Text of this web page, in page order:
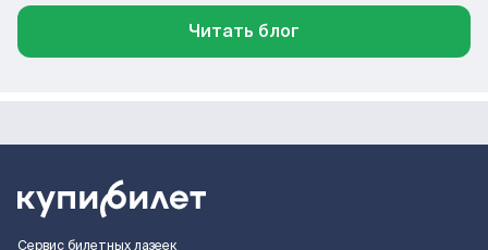
Читать блог
Сервис билетных лазеек